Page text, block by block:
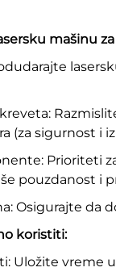
mašinu
(za sigurnost i
Prioriteti
pouzdanost i
Osigurajte da
koristiti:
Uložite vreme